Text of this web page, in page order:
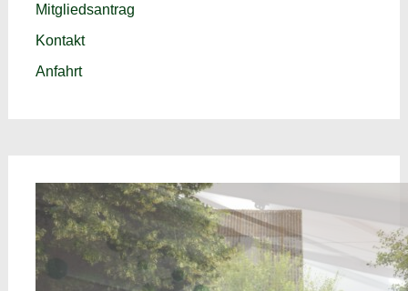
Mitgliedsantrag
Kontakt
Anfahrt